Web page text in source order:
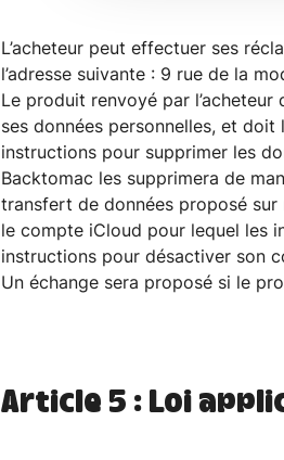
L’acheteur peut effectuer ses
l’adresse suivante : 9 rue de la
Le produit renvoyé par
ses données personnelles, et
instructions pour supprimer les
Backtomac les supprimera de
transfert de données proposé
le compte iCloud pour lequel les
instructions pour désactiver son
Un échange sera proposé si le
Article 5 : Loi